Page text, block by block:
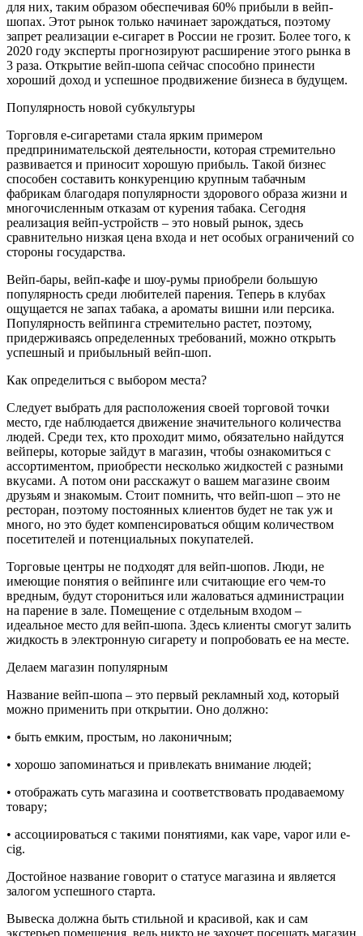
для них, таким образом обеспечивая 60% прибыли в вейп-
шопах. Этот рынок только начинает зарождаться, поэтому
запрет реализации е-сигарет в России не грозит. Более того, к
2020 году эксперты прогнозируют расширение этого рынка в
3 раза. Открытие вейп-шопа сейчас способно принести
хороший доход и успешное продвижение бизнеса в будущем.
Популярность новой субкультуры
Торговля е-сигаретами стала ярким примером
предпринимательской деятельности, которая стремительно
развивается и приносит хорошую прибыль. Такой бизнес
способен составить конкуренцию крупным табачным
фабрикам благодаря популярности здорового образа жизни и
многочисленным отказам от курения табака. Сегодня
реализация вейп-устройств – это новый рынок, здесь
сравнительно низкая цена входа и нет особых ограничений со
стороны государства.
Вейп-бары, вейп-кафе и шоу-румы приобрели большую
популярность среди любителей парения. Теперь в клубах
ощущается не запах табака, а ароматы вишни или персика.
Популярность вейпинга стремительно растет, поэтому,
придерживаясь определенных требований, можно открыть
успешный и прибыльный вейп-шоп.
Как определиться с выбором места?
Следует выбрать для расположения своей торговой точки
место, где наблюдается движение значительного количества
людей. Среди тех, кто проходит мимо, обязательно найдутся
вейперы, которые зайдут в магазин, чтобы ознакомиться с
ассортиментом, приобрести несколько жидкостей с разными
вкусами. А потом они расскажут о вашем магазине своим
друзьям и знакомым. Стоит помнить, что вейп-шоп – это не
ресторан, поэтому постоянных клиентов будет не так уж и
много, но это будет компенсироваться общим количеством
посетителей и потенциальных покупателей.
Торговые центры не подходят для вейп-шопов. Люди, не
имеющие понятия о вейпинге или считающие его чем-то
вредным, будут сторониться или жаловаться администрации
на парение в зале. Помещение с отдельным входом –
идеальное место для вейп-шопа. Здесь клиенты смогут залить
жидкость в электронную сигарету и попробовать ее на месте.
Делаем магазин популярным
Название вейп-шопа – это первый рекламный ход, который
можно применить при открытии. Оно должно:
• быть емким, простым, но лаконичным;
• хорошо запоминаться и привлекать внимание людей;
• отображать суть магазина и соответствовать продаваемому
товару;
• ассоциироваться с такими понятиями, как vape, vapor или e-
cig.
Достойное название говорит о статусе магазина и является
залогом успешного старта.
Вывеска должна быть стильной и красивой, как и сам
экстерьер помещения, ведь никто не захочет посещать магазин